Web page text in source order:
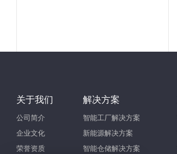
关于我们
公司简介
企业文化
荣誉资质
解决方案
智能工厂解决方案
新能源解决方案
智能仓储解决方案